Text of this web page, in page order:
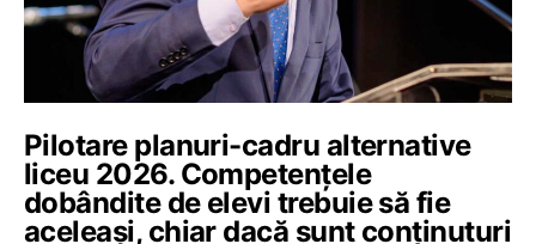
Pilotare planuri-cadru alternative
liceu 2026. Competențele
dobândite de elevi trebuie să fie
aceleași, chiar dacă sunt conținuturi